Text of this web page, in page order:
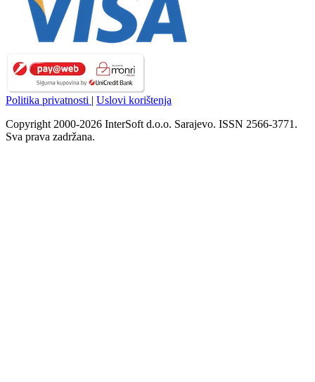
Politika privatnosti | Uslovi korištenja
Copyright 2000-2026 InterSoft d.o.o. Sarajevo. ISSN 2566-3771.
Sva prava zadržana.